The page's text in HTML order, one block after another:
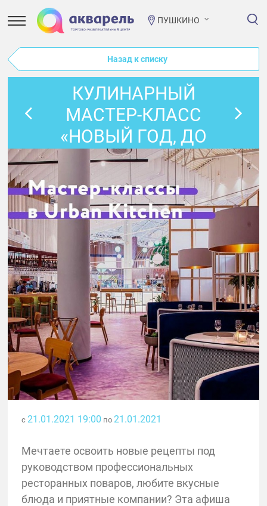
ПУШКИНО
Назад к списку
КУЛИНАРНЫЙ
МАСТЕР-КЛАСС
«НОВЫЙ ГОД, ДО
СВИДАНИЯ!»
с 21.01.2021 19:00 по 21.01.2021
Мечтаете освоить новые рецепты под
руководством профессиональных
ресторанных поваров, любите вкусные
блюда и приятные компании? Эта афиша